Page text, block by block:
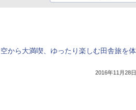
から大満喫、ゆったり楽しむ田舎旅を体
2016年11月28日